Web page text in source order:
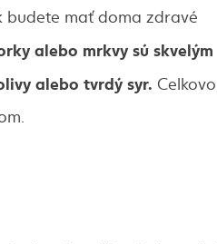
budete mať doma zdravé
alebo mrkvy sú skvelým
alebo tvrdý syr. Celkovo